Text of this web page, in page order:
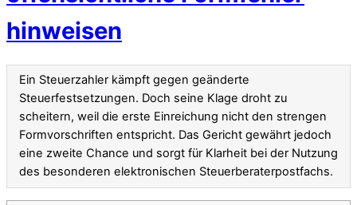
hinweisen
Ein Steuerzahler kämpft gegen geänderte
Steuerfestsetzungen. Doch seine Klage droht zu
scheitern, weil die erste Einreichung nicht den strengen
Formvorschriften entspricht. Das Gericht gewährt jedoch
eine zweite Chance und sorgt für Klarheit bei der Nutzung
des besonderen elektronischen Steuerberaterpostfachs.